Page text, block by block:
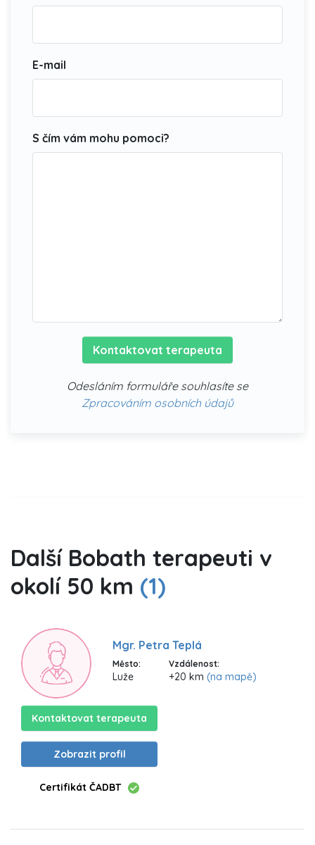
E-mail
S čím vám mohu pomoci?
Kontaktovat terapeuta
Odesláním formuláře souhlasíte se
Zpracováním osobních údajů
Další Bobath terapeuti v
okolí 50 km (1)
Mgr. Petra Teplá
Město:
Luže
Vzdálenost:
+20 km (na mapě)
Kontaktovat terapeuta
Zobrazit profil
Certifikát ČADBT